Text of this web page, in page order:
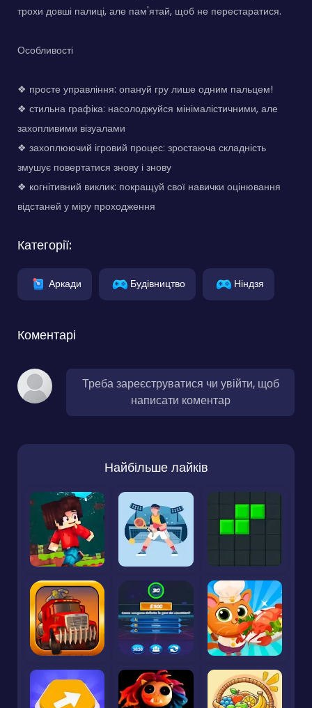
трохи довші палиці, але пам'ятай, щоб не перестаратися.
Особливості
❖ просте управління: опануй гру лише одним пальцем!
❖ стильна графіка: насолоджуйся мінімалістичними, але
захопливими візуалами
❖ захоплюючий ігровий процес: зростаюча складність
змушує повертатися знову і знову
❖ когнітивний виклик: покращуй свої навички оцінювання
відстаней у міру проходження
Категорії:
Аркади Будівництво Ніндзя
Коментарі
Треба зареєструватися чи увійти, щоб
написати коментар
Найбільше лайків